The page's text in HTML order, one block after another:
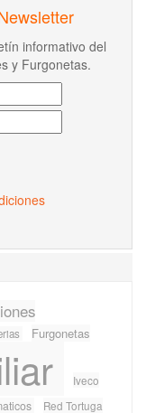
informativo del
y Furgonetas.
Furgonetas
Iveco
Red Tortuga